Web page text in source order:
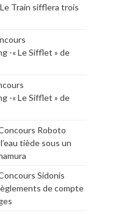
Train sifflera trois
-« Le Sifflet » de
-« Le Sifflet » de
Roboto
tiède sous un
Sidonis
de compte